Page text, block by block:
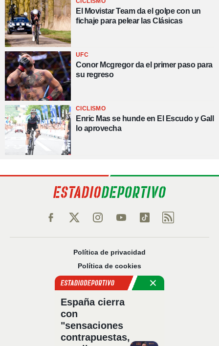
El Movistar Team da el golpe con un
fichaje para pelear las Clásicas
UFC
Conor Mcgregor da el primer paso para
su regreso
CICLISMO
Enric Mas se hunde en El Escudo y Gall
lo aprovecha
Política de privacidad
Política de cookies
Política Comercial
Configuración de privacidad
Sobre nosotros
Código Ético
España cierra
con
"sensaciones
contrapuestas,